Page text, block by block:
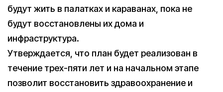
будут жить в палатках и караванах, пока не
будут восстановлены их дома и
инфраструктура.
Утверждается, что план будет реализован в
течение трех-пяти лет и на начальном этапе
позволит восстановить здравоохранение и